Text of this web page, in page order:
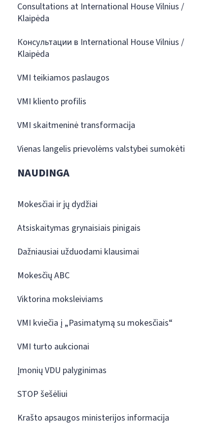
Consultations at International House Vilnius /
Klaipėda
Консультации в International House Vilnius /
Klaipėda
VMI teikiamos paslaugos
VMI kliento profilis
VMI skaitmeninė transformacija
Vienas langelis prievolėms valstybei sumokėti
NAUDINGA
Mokesčiai ir jų dydžiai
Atsiskaitymas grynaisiais pinigais
Dažniausiai užduodami klausimai
Mokesčių ABC
Viktorina moksleiviams
VMI kviečia į „Pasimatymą su mokesčiais“
VMI turto aukcionai
Įmonių VDU palyginimas
STOP šešėliui
Krašto apsaugos ministerijos informacija